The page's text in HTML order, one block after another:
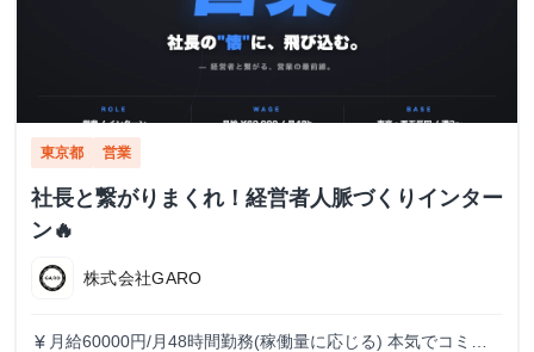
東京都 営業
社長と繋がりまくれ！経営者人脈づくりインター
ン🔥
株式会社GARO
currency_yen 月給60000円/月48時間勤務(稼働量に応じる) 本気でコミッ